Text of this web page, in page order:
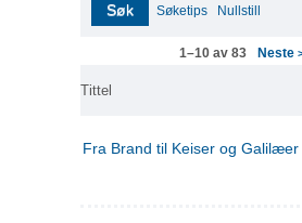
Søk Søketips Nullstill
1–10 av 83 Neste
Tittel
Fra Brand til Keiser og Galilæer